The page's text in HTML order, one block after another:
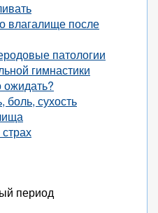
влагалище после
патологии
гимнастики
ожидать?
боль, сухость
период